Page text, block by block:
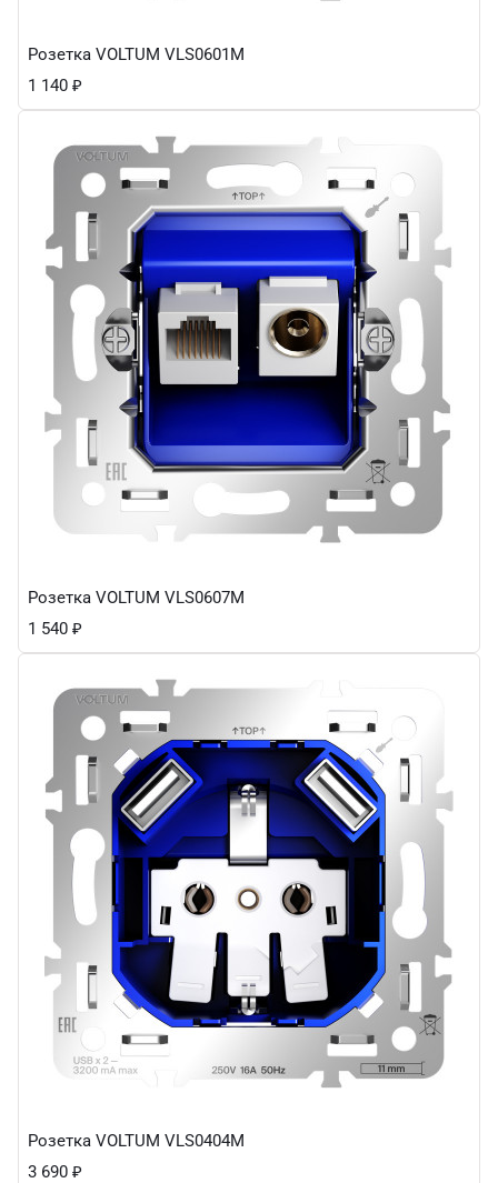
Розетка VOLTUM VLS0601M
1 140 ₽
Розетка VOLTUM VLS0607M
1 540 ₽
Розетка VOLTUM VLS0404M
3 690 ₽